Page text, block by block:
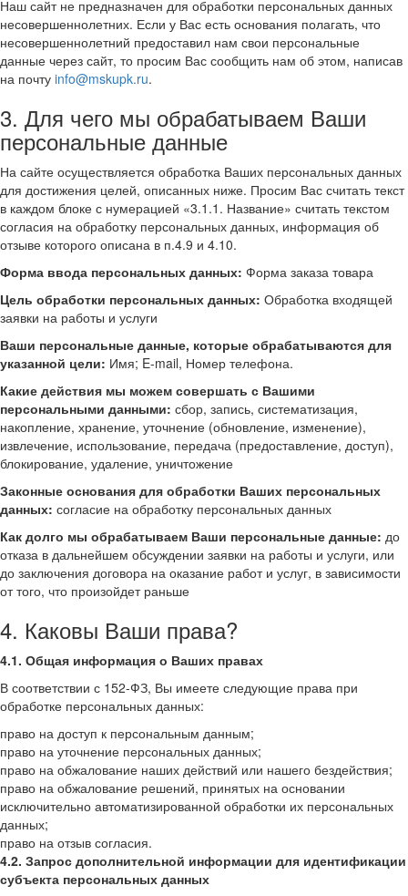
Наш сайт не предназначен для обработки персональных данных
несовершеннолетних. Если у Вас есть основания полагать, что
несовершеннолетний предоставил нам свои персональные
данные через сайт, то просим Вас сообщить нам об этом, написав
на почту info@mskupk.ru.
3. Для чего мы обрабатываем Ваши
персональные данные
На сайте осуществляется обработка Ваших персональных данных
для достижения целей, описанных ниже. Просим Вас считать текст
в каждом блоке с нумерацией «3.1.1. Название» считать текстом
согласия на обработку персональных данных, информация об
отзыве которого описана в п.4.9 и 4.10.
Форма ввода персональных данных: Форма заказа товара
Цель обработки персональных данных: Обработка входящей
заявки на работы и услуги
Ваши персональные данные, которые обрабатываются для
указанной цели: Имя; E-mail, Номер телефона.
Какие действия мы можем совершать с Вашими
персональными данными: сбор, запись, систематизация,
накопление, хранение, уточнение (обновление, изменение),
извлечение, использование, передача (предоставление, доступ),
блокирование, удаление, уничтожение
Законные основания для обработки Ваших персональных
данных: согласие на обработку персональных данных
Как долго мы обрабатываем Ваши персональные данные: до
отказа в дальнейшем обсуждении заявки на работы и услуги, или
до заключения договора на оказание работ и услуг, в зависимости
от того, что произойдет раньше
4. Каковы Ваши права?
4.1. Общая информация о Ваших правах
В соответствии с 152-ФЗ, Вы имеете следующие права при
обработке персональных данных:
право на доступ к персональным данным;
право на уточнение персональных данных;
право на обжалование наших действий или нашего бездействия;
право на обжалование решений, принятых на основании
исключительно автоматизированной обработки их персональных
данных;
право на отзыв согласия.
4.2. Запрос дополнительной информации для идентификации
субъекта персональных данных